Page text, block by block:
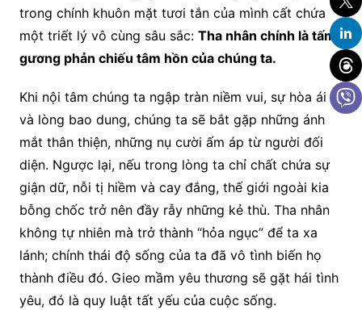
trong chính khuôn mặt tươi tắn của mình cất chứa
một triết lý vô cùng sâu sắc: Tha nhân chính là tấm
gương phản chiếu tâm hồn của chúng ta.
Khi nội tâm chúng ta ngập tràn niềm vui, sự hòa ái
và lòng bao dung, chúng ta sẽ bắt gặp những ánh
mắt thân thiện, những nụ cười ấm áp từ người đối
diện. Ngược lại, nếu trong lòng ta chỉ chất chứa sự
giận dữ, nỗi tị hiềm và cay đắng, thế giới ngoài kia
bỗng chốc trở nên đầy rẫy những kẻ thù. Tha nhân
không tự nhiên mà trở thành “hỏa ngục” để ta xa
lánh; chính thái độ sống của ta đã vô tình biến họ
thành điều đó. Gieo mầm yêu thương sẽ gặt hái tình
yêu, đó là quy luật tất yếu của cuộc sống.